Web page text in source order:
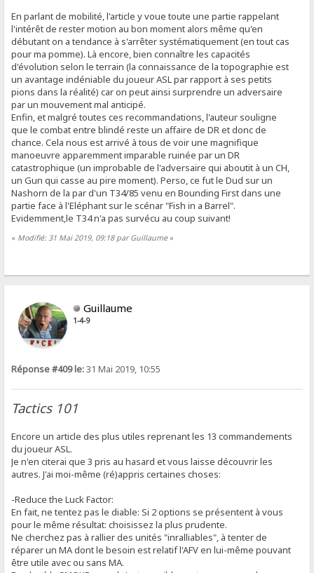
En parlant de mobilité, l'article y voue toute une partie rappelant
l'intérêt de rester motion au bon moment alors même qu'en
débutant on a tendance à s'arrêter systématiquement (en tout cas
pour ma pomme). Là encore, bien connaître les capacités
d'évolution selon le terrain (la connaissance de la topographie est
un avantage indéniable du joueur ASL par rapport à ses petits
pions dans la réalité) car on peut ainsi surprendre un adversaire
par un mouvement mal anticipé.
Enfin, et malgré toutes ces recommandations, l'auteur souligne
que le combat entre blindé reste un affaire de DR et donc de
chance. Cela nous est arrivé à tous de voir une magnifique
manoeuvre apparemment imparable ruinée par un DR
catastrophique (un improbable de l'adversaire qui aboutit à un CH,
un Gun qui casse au pire moment). Perso, ce fut le Dud sur un
Nashorn de la par d'un T34/85 venu en Bounding First dans une
partie face à l'Eléphant sur le scénar "Fish in a Barrel".
Evidemment,le T34 n'a pas survécu au coup suivant!
« Modifié: 31 Mai 2019, 09:18 par Guillaume»
Guillaume
1-4-9
Réponse #409 le:31 Mai 2019, 10:55
Tactics 101
Encore un article des plus utiles reprenant les 13 commandements
du joueur ASL.
Je n'en citerai que 3 pris au hasard et vous laisse découvrir les
autres. J'ai moi-même (ré)appris certaines choses:
-Reduce the Luck Factor:
En fait, ne tentez pas le diable: Si 2 options se présentent à vous
pour le même résultat: choisissez la plus prudente.
Ne cherchez pas à rallier des unités "inralliables", à tenter de
réparer un MA dont le besoin est relatif l'AFV en lui-même pouvant
être utile avec ou sans MA.